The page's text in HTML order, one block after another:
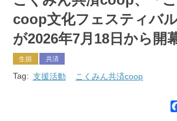
coop文化フェスティバル
が2026年7月18日から開
生損 共済
Tag: 支援活動 こくみん共済coop